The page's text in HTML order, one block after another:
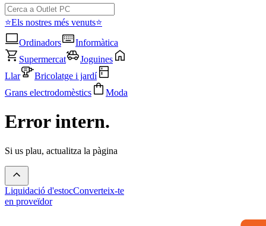
⭐Els nostres més venuts⭐
Ordinadors
Informàtica
Supermercat
Joguines
Llar
Bricolatge i jardí
Grans electrodomèstics
Moda
Error intern.
Si us plau, actualitza la pàgina
Liquidació d'estocConverteix-te
en proveïdor